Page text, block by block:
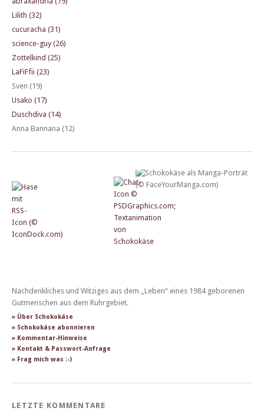
Lilith (32)
cucuracha (31)
science-guy (26)
Zottelkind (25)
LaFiFfii (23)
Sven (19)
Usako (17)
Duschdiva (14)
Anna Bannana (12)
Nachdenkliches und Witziges aus dem „Leben“ eines 1984 geborenen
Gutmenschen aus dem Ruhrgebiet.
» Über Schokokäse
» Schokokäse abonnieren
» Kommentar-Hinweise
» Kontakt & Passwort-Anfrage
» Frag mich was :-)
LETZTE KOMMENTARE